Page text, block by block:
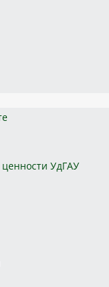
УдГАУ